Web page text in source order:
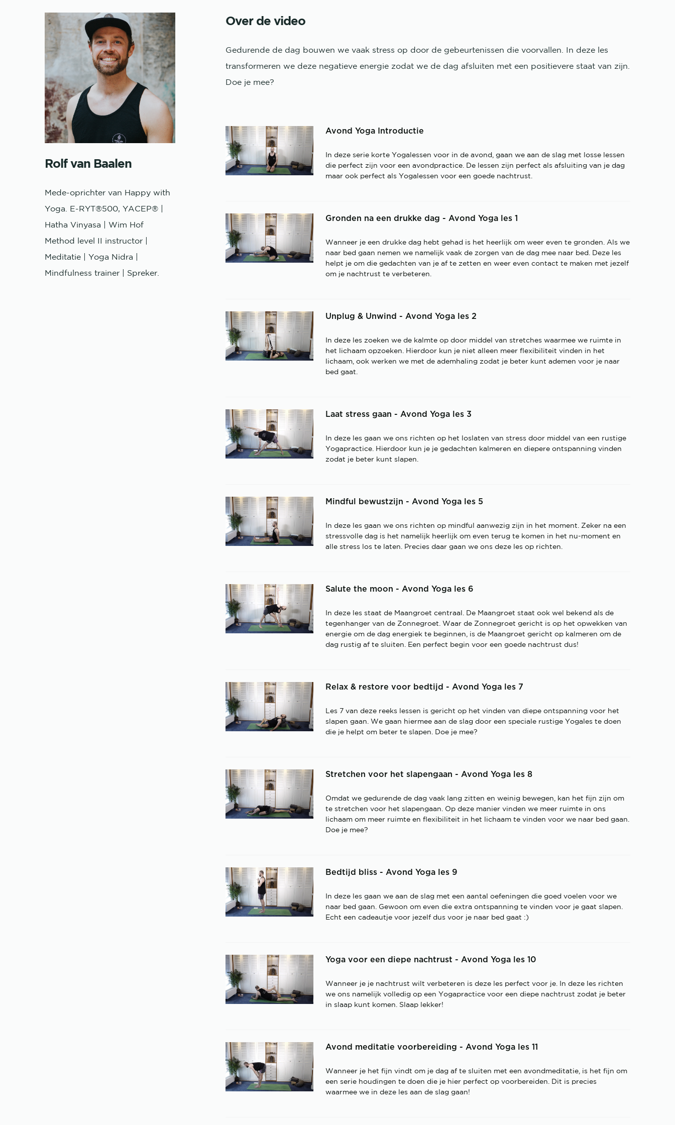
Rolf van Baalen
Mede-oprichter van Happy with
Yoga. E-RYT®500, YACEP® |
Hatha Vinyasa | Wim Hof
Method level II instructor |
Meditatie | Yoga Nidra |
Mindfulness trainer | Spreker.
Over de video
Gedurende de dag bouwen we vaak stress op door de gebeurtenissen die voorvallen. In deze les
transformeren we deze negatieve energie zodat we de dag afsluiten met een positievere staat van zijn.
Doe je mee?
Avond Yoga Introductie
In deze serie korte Yogalessen voor in de avond, gaan we aan de slag met losse lessen
die perfect zijn voor een avondpractice. De lessen zijn perfect als afsluiting van je dag
maar ook perfect als Yogalessen voor een goede nachtrust.
Gronden na een drukke dag - Avond Yoga les 1
Wanneer je een drukke dag hebt gehad is het heerlijk om weer even te gronden. Als we
naar bed gaan nemen we namelijk vaak de zorgen van de dag mee naar bed. Deze les
helpt je om die gedachten van je af te zetten en weer even contact te maken met jezelf
om je nachtrust te verbeteren.
Unplug & Unwind - Avond Yoga les 2
In deze les zoeken we de kalmte op door middel van stretches waarmee we ruimte in
het lichaam opzoeken. Hierdoor kun je niet alleen meer flexibiliteit vinden in het
lichaam, ook werken we met de ademhaling zodat je beter kunt ademen voor je naar
bed gaat.
Laat stress gaan - Avond Yoga les 3
In deze les gaan we ons richten op het loslaten van stress door middel van een rustige
Yogapractice. Hierdoor kun je je gedachten kalmeren en diepere ontspanning vinden
zodat je beter kunt slapen.
Mindful bewustzijn - Avond Yoga les 5
In deze les gaan we ons richten op mindful aanwezig zijn in het moment. Zeker na een
stressvolle dag is het namelijk heerlijk om even terug te komen in het nu-moment en
alle stress los te laten. Precies daar gaan we ons deze les op richten.
Salute the moon - Avond Yoga les 6
In deze les staat de Maangroet centraal. De Maangroet staat ook wel bekend als de
tegenhanger van de Zonnegroet. Waar de Zonnegroet gericht is op het opwekken van
energie om de dag energiek te beginnen, is de Maangroet gericht op kalmeren om de
dag rustig af te sluiten. Een perfect begin voor een goede nachtrust dus!
Relax & restore voor bedtijd - Avond Yoga les 7
Les 7 van deze reeks lessen is gericht op het vinden van diepe ontspanning voor het
slapen gaan. We gaan hiermee aan de slag door een speciale rustige Yogales te doen
die je helpt om beter te slapen. Doe je mee?
Stretchen voor het slapengaan - Avond Yoga les 8
Omdat we gedurende de dag vaak lang zitten en weinig bewegen, kan het fijn zijn om
te stretchen voor het slapengaan. Op deze manier vinden we meer ruimte in ons
lichaam om meer ruimte en flexibiliteit in het lichaam te vinden voor we naar bed gaan.
Doe je mee?
Bedtijd bliss - Avond Yoga les 9
In deze les gaan we aan de slag met een aantal oefeningen die goed voelen voor we
naar bed gaan. Gewoon om even die extra ontspanning te vinden voor je gaat slapen.
Echt een cadeautje voor jezelf dus voor je naar bed gaat :)
Yoga voor een diepe nachtrust - Avond Yoga les 10
Wanneer je je nachtrust wilt verbeteren is deze les perfect voor je. In deze les richten
we ons namelijk volledig op een Yogapractice voor een diepe nachtrust zodat je beter
in slaap kunt komen. Slaap lekker!
Avond meditatie voorbereiding - Avond Yoga les 11
Wanneer je het fijn vindt om je dag af te sluiten met een avondmeditatie, is het fijn om
een serie houdingen te doen die je hier perfect op voorbereiden. Dit is precies
waarmee we in deze les aan de slag gaan!